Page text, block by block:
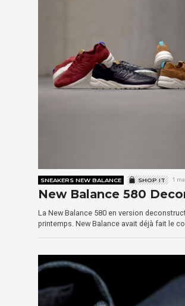
SNEAKERS NEW BALANCE SHOP IT 1
New Balance 580
La New Balance 580 en version
printemps. New Balance avait déjà fait le